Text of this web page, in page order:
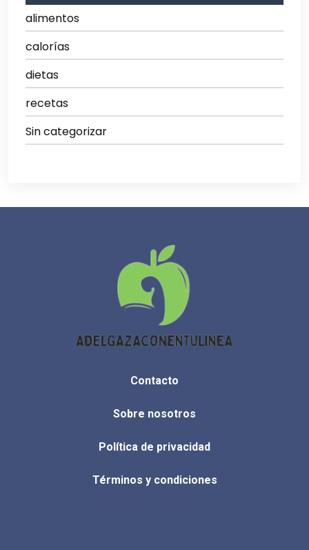
alimentos
calorías
dietas
recetas
Sin categorizar
Contacto
Sobre nosotros
Política de privacidad
Términos y condiciones